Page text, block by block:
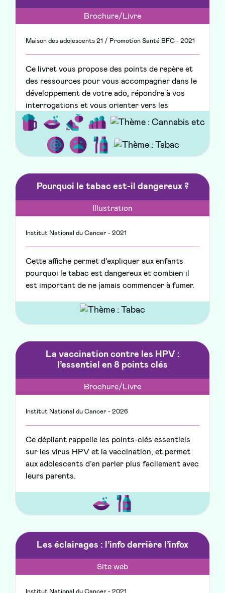
Brochure/Livre
Maison des adolescents 21 / Promotion Santé BFC - 2021
Ce livret vous propose des points de repère et
des ressources pour vous accompagner dans le
développement de votre ado, répondre à vos
interrogations et vous orienter vers les
professionnels de Côte-d'Or en cas de difficulté.
Pourquoi le tabac est-il dangereux ?
Illustration
Institut National du Cancer - 2021
Cette affiche permet d'expliquer aux enfants
pourquoi le tabac est dangereux et combien il
est important de ne jamais commencer à fumer.
La vaccination contre les HPV :
l’essentiel en 8 points clés
Brochure/Livre
Institut National du Cancer - 2026
Ce dépliant rappelle les points-clés essentiels
sur les virus HPV et la vaccination, et permet
aux adolescents d’en parler plus facilement avec
leurs parents.
Les éclairages : l’info derrière l’infox
Site web